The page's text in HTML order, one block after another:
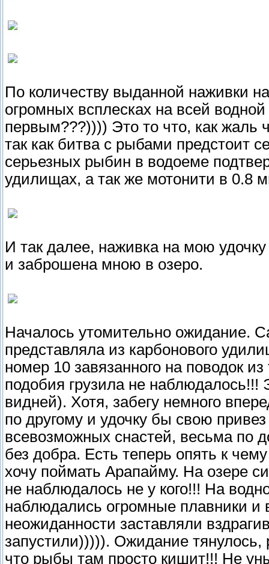
По количеству выданной наживки
огромных всплесках на всей
первым???)))) Это то что, как жаль
так как битва с рыбами предстоит
серьезных рыбин в водоеме
удилищах, а так же мотонити в 0.8
И так далее, наживка на мою
и заброшена мною в озеро.
Началось утомительно ожидание.
представляла из карбонового
номер 10 завязанного на поводок
подобия грузила не
видней). Хотя, забегу немного
по другому и удочку бы свою
всевозможных снастей, весьма по
без добра. Есть теперь опять к
хочу поймать Арапайму. На озере
не наблюдалось не у кого!!! На
наблюдались огромные плавники и
неожиданности заставляли
запустили))))). Ожидание
что рыбы там просто кишит!!! Не